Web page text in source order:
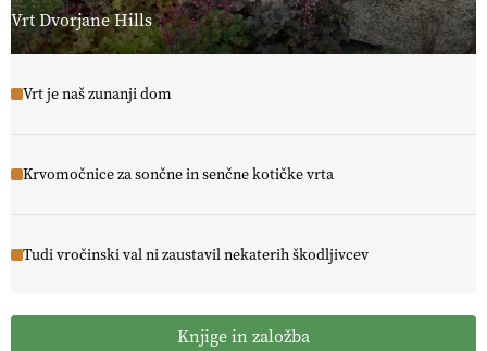
Vrt Dvorjane Hills
Vrt je naš zunanji dom
Krvomočnice za sončne in senčne kotičke vrta
Tudi vročinski val ni zaustavil nekaterih škodljivcev
Knjige in založba